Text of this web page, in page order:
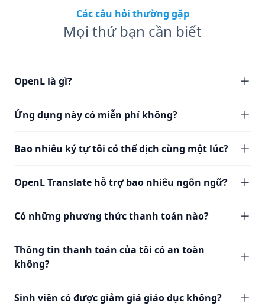
Các câu hỏi thường gặp
Mọi thứ bạn cần biết
OpenL là gì?
Ứng dụng này có miễn phí không?
Bao nhiêu ký tự tôi có thể dịch cùng một lúc?
OpenL Translate hỗ trợ bao nhiêu ngôn ngữ?
Có những phương thức thanh toán nào?
Thông tin thanh toán của tôi có an toàn
không?
Sinh viên có được giảm giá giáo dục không?